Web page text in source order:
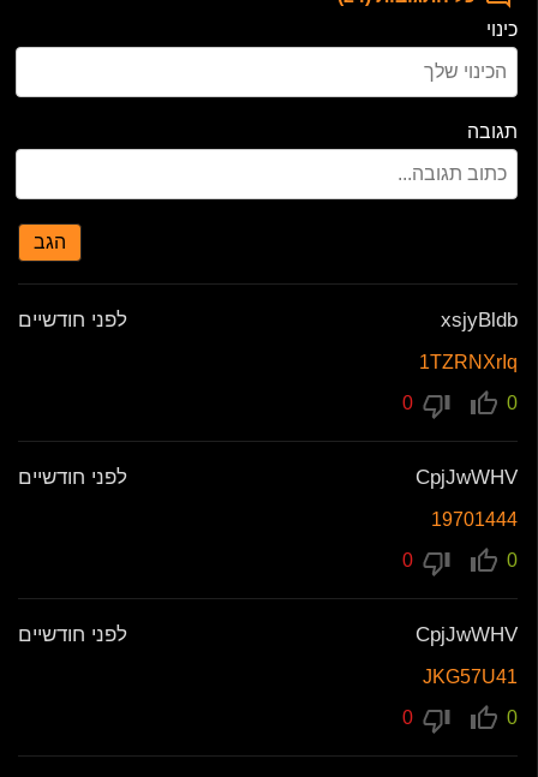
כינוי
תגובה
הגב
xsjyBldb לפני חודשיים
1TZRNXrIq
0
CpjJwWHV לפני חודשיים
19701444
0
CpjJwWHV לפני חודשיים
JKG57U41
0